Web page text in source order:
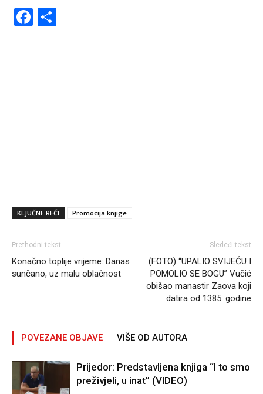
Facebook
KLJUČNE REČI Promocija knjige
Prethodni tekst
Konačno toplije vrijeme: Danas
sunčano, uz malu oblačnost
Sledeći tekst
(FOTO) “UPALIO SVIJEĆU I
POMOLIO SE BOGU” Vučić
obišao manastir Zaova koji
datira od 1385. godine
POVEZANE OBJAVE VIŠE OD AUTORA
Prijedor: Predstavljena knjiga “I to smo
preživjeli, u inat” (VIDEO)